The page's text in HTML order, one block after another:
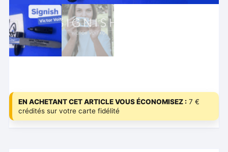
EN ACHETANT CET ARTICLE VOUS ÉCONOMISEZ : 7 €
crédités sur votre carte fidélité